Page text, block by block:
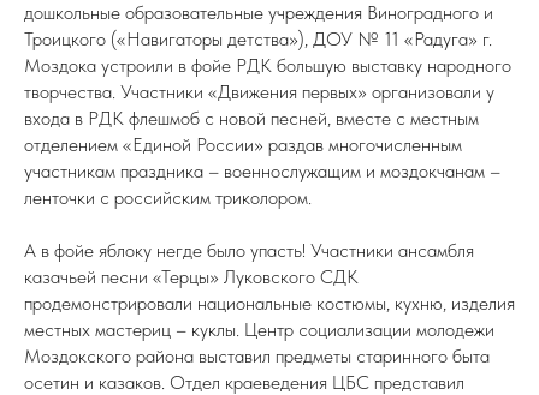
дошкольные образовательные учреждения Виноградного и
Троицкого («Навигаторы детства»), ДОУ № 11 «Радуга» г.
Моздока устроили в фойе РДК большую выставку народного
творчества. Участники «Движения первых» организовали у
входа в РДК флешмоб с новой песней, вместе с местным
отделением «Единой России» раздав многочисленным
участникам праздника – военнослужащим и моздокчанам –
ленточки с российским триколором.
А в фойе яблоку негде было упасть! Участники ансамбля
казачьей песни «Терцы» Луковского СДК
продемонстрировали национальные костюмы, кухню, изделия
местных мастериц – куклы. Центр социализации молодежи
Моздокского района выставил предметы старинного быта
осетин и казаков. Отдел краеведения ЦБС представил